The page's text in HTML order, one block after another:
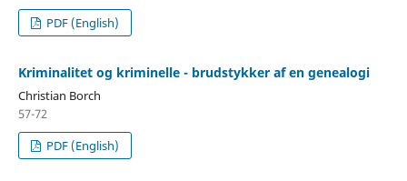
PDF (English)
Kriminalitet og kriminelle - brudstykker af en genealogi
Christian Borch
57-72
PDF (English)